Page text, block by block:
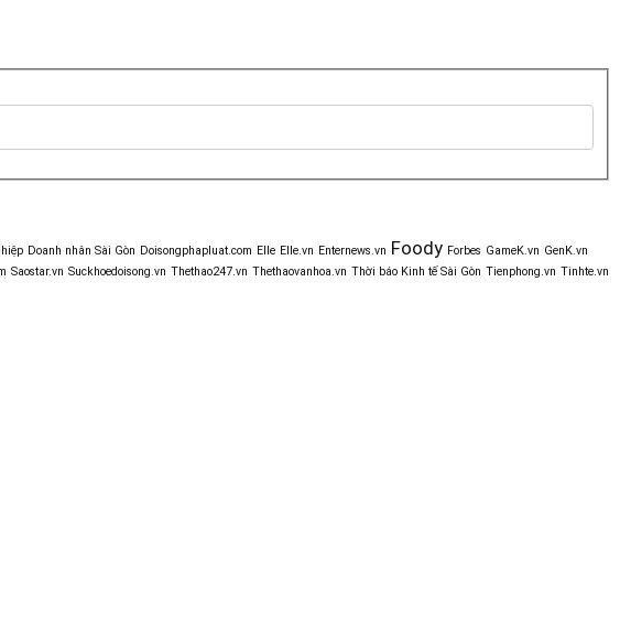
Doanh nhân Sài Gòn Doisongphapluat.com Elle Elle.vn Enternews.vn Foody Forbes GameK.vn GenK.vn
Saostar.vn Suckhoedoisong.vn Thethao247.vn Thethaovanhoa.vn Thời báo Kinh tế Sài Gòn Tienphong.vn Tinhte.vn